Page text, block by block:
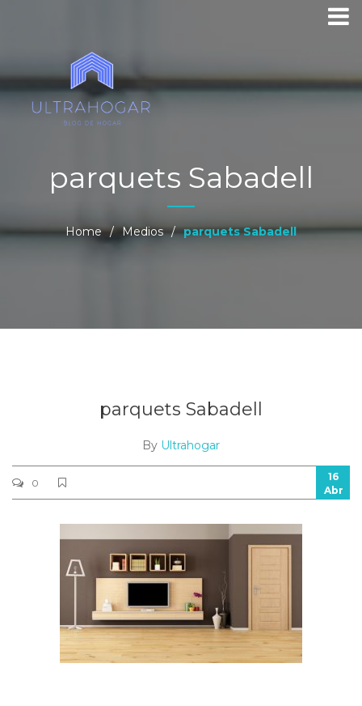
parquets Sabadell
Home / Medios / parquets Sabadell
parquets Sabadell
By Ultrahogar
0
16
Abr